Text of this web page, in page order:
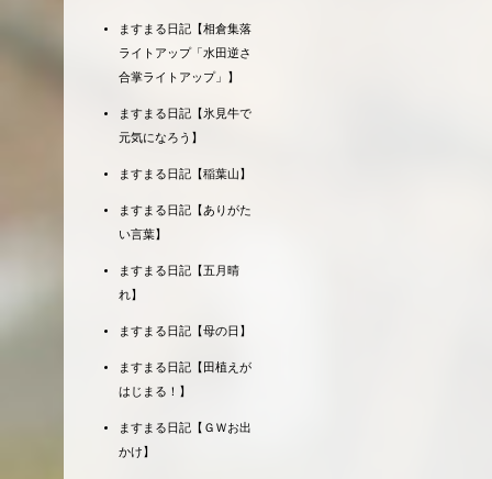
ますまる日記【相倉集落
ライトアップ「水田逆さ
合掌ライトアップ」】
ますまる日記【氷見牛で
元気になろう】
ますまる日記【稲葉山】
ますまる日記【ありがた
い言葉】
ますまる日記【五月晴
れ】
ますまる日記【母の日】
ますまる日記【田植えが
はじまる！】
ますまる日記【ＧＷお出
かけ】